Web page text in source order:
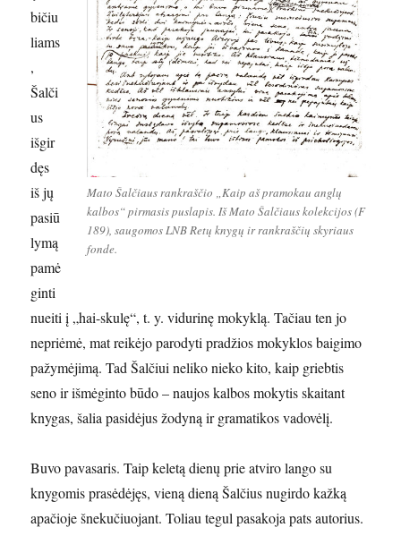
Mato Šalčiaus rankraščio „Kaip aš pramokau anglų
kalbos“ pirmasis puslapis. Iš Mato Šalčiaus kolekcijos (F
189), saugomos LNB Retų knygų ir rankraščių skyriaus
fonde.
bičiu
liams
,
Šalči
us
išgir
dęs
iš jų
pasiū
lymą
pamė
ginti
nueiti į „hai-skulę“, t. y. vidurinę mokyklą. Tačiau ten jo
nepriėmė, mat reikėjo parodyti pradžios mokyklos baigimo
pažymėjimą. Tad Šalčiui neliko nieko kito, kaip griebtis
seno ir išmėginto būdo – naujos kalbos mokytis skaitant
knygas, šalia pasidėjus žodyną ir gramatikos vadovėlį.
Buvo pavasaris. Taip keletą dienų prie atviro lango su
knygomis prasėdėjęs, vieną dieną Šalčius nugirdo kažką
apačioje šnekučiuojant. Toliau tegul pasakoja pats autorius.